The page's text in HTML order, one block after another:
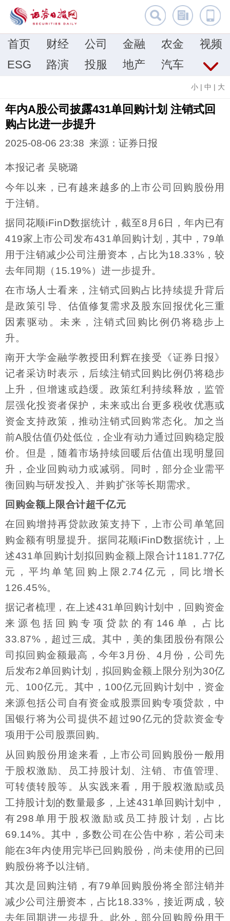
首页 财经 公司 金融 农金
视频
ESG
路演 投服 地产 汽车
小 | 中 | 大
年内A股公司披露431单回购计划 注销式回
购占比进一步提升
2025-08-06 23:38 来源：证券日报
本报记者 吴晓璐
今年以来，已有越来越多的上市公司回购股份用
于注销。
据同花顺iFinD数据统计，截至8月6日，年内已有
419家上市公司发布431单回购计划，其中，79单
用于注销减少公司注册资本，占比为18.33%，较
去年同期（15.19%）进一步提升。
在市场人士看来，注销式回购占比持续提升背后
是政策引导、估值修复需求及股东回报优化三重
因素驱动。未来，注销式回购比例仍将稳步上
升。
南开大学金融学教授田利辉在接受《证券日报》
记者采访时表示，后续注销式回购比例仍将稳步
上升，但增速或趋缓。政策红利持续释放，监管
层强化投资者保护，未来或出台更多税收优惠或
资金支持政策，推动注销式回购常态化。加之当
前A股估值仍处低位，企业有动力通过回购稳定股
价。但是，随着市场持续回暖后估值出现明显回
升，企业回购动力或减弱。同时，部分企业需平
衡回购与研发投入、并购扩张等长期需求。
回购金额上限合计超千亿元
在回购增持再贷款政策支持下，上市公司单笔回
购金额有明显提升。据同花顺iFinD数据统计，上
述431单回购计划拟回购金额上限合计1181.77亿
元，平均单笔回购上限2.74亿元，同比增长
126.45%。
据记者梳理，在上述431单回购计划中，回购资金
来源包括回购专项贷款的有146单，占比
33.87%，超过三成。其中，美的集团股份有限公
司拟回购金额最高，今年3月份、4月份，公司先
后发布2单回购计划，拟回购金额上限分别为30亿
元、100亿元。其中，100亿元回购计划中，资金
来源包括公司自有资金或股票回购专项贷款，中
国银行将为公司提供不超过90亿元的贷款资金专
项用于公司股票回购。
从回购股份用途来看，上市公司回购股份一般用
于股权激励、员工持股计划、注销、市值管理、
可转债转股等。从实践来看，用于股权激励或员
工持股计划的数量最多，上述431单回购计划中，
有298单用于股权激励或员工持股计划，占比
69.14%。其中，多数公司在公告中称，若公司未
能在3年内使用完毕已回购股份，尚未使用的已回
购股份将予以注销。
其次是回购注销，有79单回购股份将全部注销并
减少公司注册资本，占比18.33%，接近两成，较
去年同期进一步提升。此外，部分回购股份用于